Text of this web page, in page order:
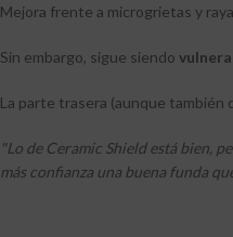
Mejora frente a microgrietas y
Sin embargo, sigue siendo
La parte trasera (aunque también
"Lo de Ceramic Shield está bien,
más confianza una buena funda